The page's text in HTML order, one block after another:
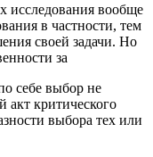
исследования вообще
в частности, тем
своей задачи. Но
за
себе выбор не
акт критического
выбора тех или